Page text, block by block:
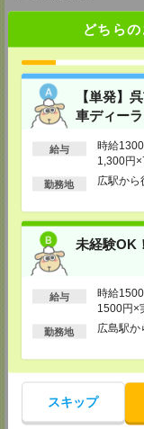
どちら
【単発】
車ディー
給与
時給
1,300円
勤務地 広駅から
未経験OK
給与
時給
1500円×
を保証す
勤務地 広島駅か
スキップ
兵庫県神戸市中央区東
ル18階
TEL：0120-995-984
FAX：0120-709-785
担当：採用担当
広島営業所
〒730-0031
広島県広島市中区紙屋
TEL：0120-709-707
FAX：0120-934-504
松山営業所
〒790-0003
愛媛県松山市三番町7丁
TEL：0120-709-707
FAX：0120-709-890
担当：採用担当
福岡営業所
福岡県福岡市博多区中
TEL：0120-709-707
担当：採用担当